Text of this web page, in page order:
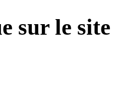
sur le